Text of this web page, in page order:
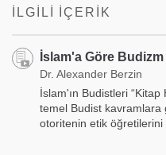
İLGILI İÇERIK
İslam'a Göre Budizm
Dr. Alexander Berzin
İslam'ın Budistleri
temel Budist kavramlara
otoritenin etik öğretilerini